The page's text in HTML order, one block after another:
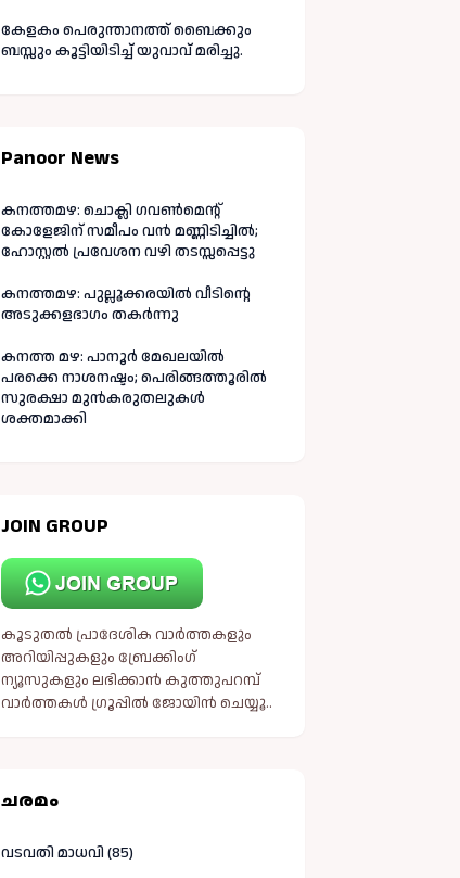
കേളകം പെരുന്താനത്ത് ബൈക്കും
ബസ്സും കൂട്ടിയിടിച്ച് യുവാവ് മരിച്ചു.
Panoor News
കനത്തമഴ: ചൊക്ലി ഗവൺമെന്റ്
കോളേജിന് സമീപം വൻ മണ്ണിടിച്ചിൽ;
ഹോസ്റ്റൽ പ്രവേശന വഴി തടസ്സപ്പെട്ടു
കനത്തമഴ: പുല്ലൂക്കരയിൽ വീടിന്റെ
അടുക്കളഭാഗം തകർന്നു
കനത്ത മഴ: പാനൂർ മേഖലയിൽ
പരക്കെ നാശനഷ്ടം; പെരിങ്ങത്തൂരിൽ
സുരക്ഷാ മുൻകരുതലുകൾ
ശക്തമാക്കി
JOIN GROUP
കൂടുതൽ പ്രാദേശിക വാർത്തകളും
അറിയിപ്പുകളും ബ്രേക്കിംഗ്
ന്യൂസുകളും ലഭിക്കാൻ കുത്തുപറമ്പ്
വാർത്തകൾ ഗ്രൂപ്പിൽ ജോയിൻ ചെയ്യൂ..
ചരമം
വടവതി മാധവി (85)